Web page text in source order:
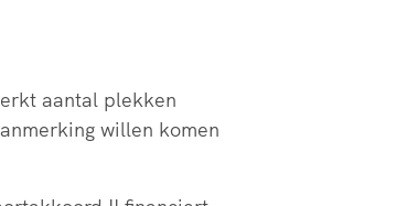
aantal plekken
willen komen